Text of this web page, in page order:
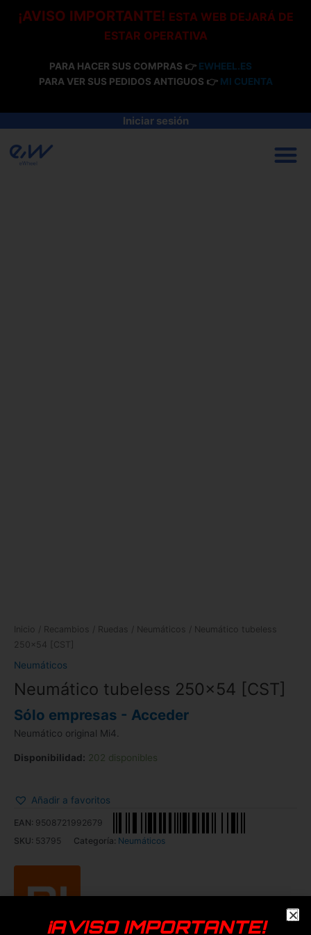
¡AVISO IMPORTANTE! ESTA WEB DEJARÁ DE
ESTAR OPERATIVA
PARA HACER SUS COMPRAS 👉 EWHEEL.ES
PARA VER SUS PEDIDOS ANTIGUOS 👉 MI CUENTA
Iniciar sesión
Inicio / Recambios / Ruedas / Neumáticos / Neumático tubeless
250×54 [CST]
Neumáticos
Neumático tubeless 250×54 [CST]
Sólo empresas - Acceder
Neumático original Mi4.
Disponibilidad: 202 disponibles
Añadir a favoritos
EAN: 9508721992679
SKU: 53795 Categoría: Neumáticos
¡AVISO IMPORTANTE!